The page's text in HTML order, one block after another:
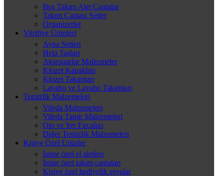
Boş Takım Alet Çantalar
Takım Çantası Setler
Organizerler
Vitrifiye Ürünleri
Ayna Setleri
Hela Taşları
Aksesuarlar Malzemeler
Klozet Kapakları
Klozet Takımları
Lavabo ve Lavabo Takımları
Temizlik Malzemeleri
Vileda Malzemeleri
Vileda Tamir Malzemeleri
Oto ve Yer Fırçaları
Diğer Temizlik Malzemeleri
Kişiye Özel Ürünler
İsime özel el aletleri
İsime özel takım çantaları
Kişiye özel hediyelik eşyalar